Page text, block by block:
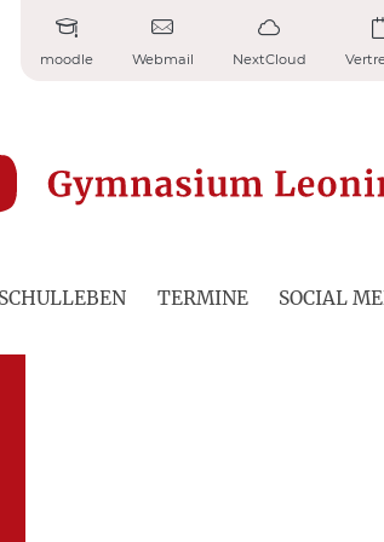
moodle Webmail NextCloud
SCHULLEBEN TERMINE SOCIAL